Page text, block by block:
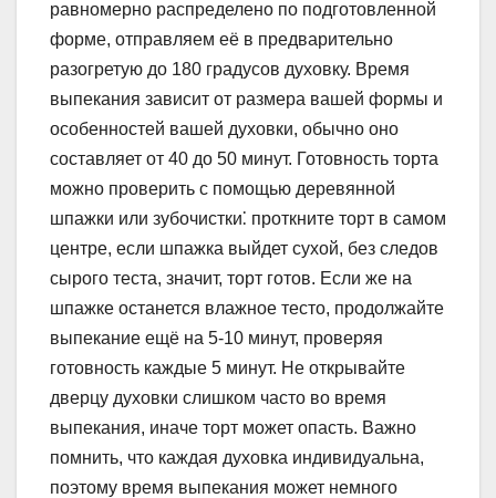
равномерно распределено по подготовленной
форме, отправляем её в предварительно
разогретую до 180 градусов духовку. Время
выпекания зависит от размера вашей формы и
особенностей вашей духовки, обычно оно
составляет от 40 до 50 минут. Готовность торта
можно проверить с помощью деревянной
шпажки или зубочистки⁚ проткните торт в самом
центре, если шпажка выйдет сухой, без следов
сырого теста, значит, торт готов. Если же на
шпажке останется влажное тесто, продолжайте
выпекание ещё на 5-10 минут, проверяя
готовность каждые 5 минут. Не открывайте
дверцу духовки слишком часто во время
выпекания, иначе торт может опасть. Важно
помнить, что каждая духовка индивидуальна,
поэтому время выпекания может немного